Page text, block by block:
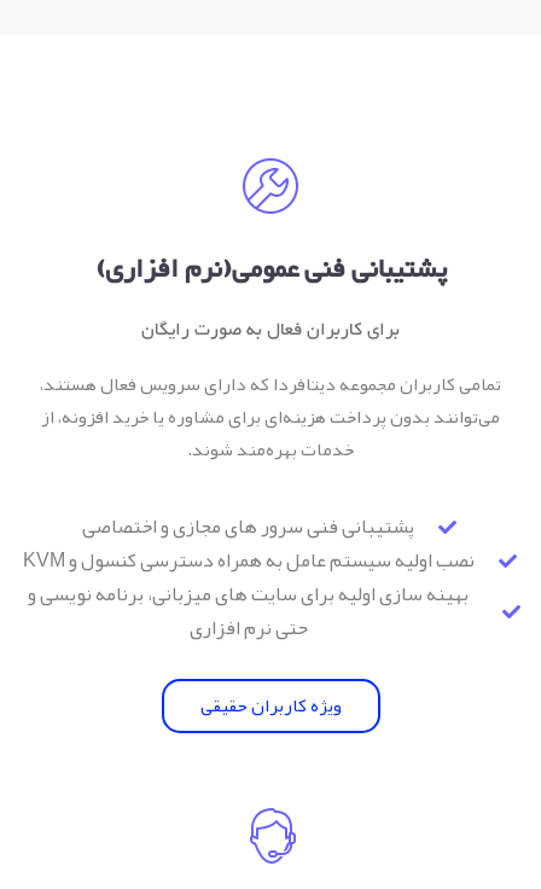
پشتیبانی فنی عمومی(نرم افزاری)
برای کاربران فعال به صورت رایگان
تمامی کاربران مجموعه دیتافردا که دارای سرویس فعال هستند،
می‌توانند بدون پرداخت هزینه‌ای برای مشاوره یا خرید افزونه، از
خدمات بهره‌مند شوند.
پشتیبانی فنی سرور های مجازی و اختصاصی
نصب اولیه سیستم عامل به همراه دسترسی کنسول و KVM
بهینه سازی اولیه برای سایت های میزبانی، برنامه نویسی و
حتی نرم افزاری
ویژه کاربران حقیقی